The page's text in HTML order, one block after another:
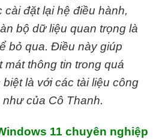
cài đặt lại hệ điều hành,
bộ dữ liệu quan trọng là
bỏ qua. Điều này giúp
mát thông tin trong quá
là với các tài liệu công
của Cô Thanh.
11 chuyên nghiệp